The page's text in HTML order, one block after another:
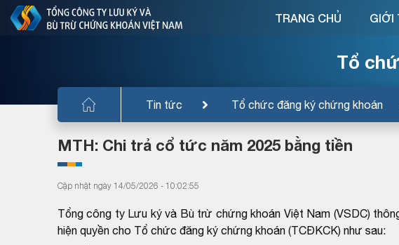
Tổ
Tin tức Tổ chức đăng ký chứng khoán
TRANG CHỦ GIỚI
MTH: Chi trả cổ tức năm 2025 bằng tiền
Cập nhật ngày 14/05/2026 - 10:02:55
Tổng công ty Lưu ký và Bù trừ chứng khoán Việt Nam (VSDC)
hiện quyền cho Tổ chức đăng ký chứng khoán (TCĐKCK) như sau: